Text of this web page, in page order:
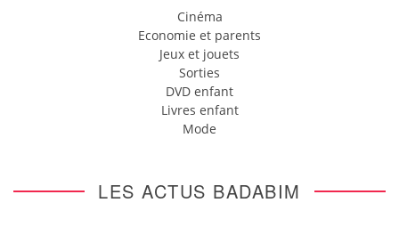
Cinéma
Economie et parents
Jeux et jouets
Sorties
DVD enfant
Livres enfant
Mode
LES ACTUS BADABIM